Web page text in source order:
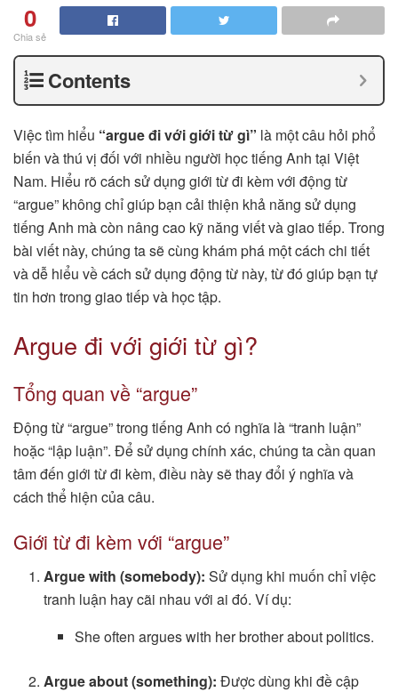
0
Chia sẻ
Contents
Việc tìm hiểu “argue đi với giới từ gì” là một câu hỏi phổ
biến và thú vị đối với nhiều người học tiếng Anh tại Việt
Nam. Hiểu rõ cách sử dụng giới từ đi kèm với động từ
“argue” không chỉ giúp bạn cải thiện khả năng sử dụng
tiếng Anh mà còn nâng cao kỹ năng viết và giao tiếp. Trong
bài viết này, chúng ta sẽ cùng khám phá một cách chi tiết
và dễ hiểu về cách sử dụng động từ này, từ đó giúp bạn tự
tin hơn trong giao tiếp và học tập.
Argue đi với giới từ gì?
Tổng quan về “argue”
Động từ “argue” trong tiếng Anh có nghĩa là “tranh luận”
hoặc “lập luận”. Để sử dụng chính xác, chúng ta cần quan
tâm đến giới từ đi kèm, điều này sẽ thay đổi ý nghĩa và
cách thể hiện của câu.
Giới từ đi kèm với “argue”
Argue with (somebody): Sử dụng khi muốn chỉ việc
tranh luận hay cãi nhau với ai đó. Ví dụ:
She often argues with her brother about politics.
Argue about (something): Được dùng khi đề cập